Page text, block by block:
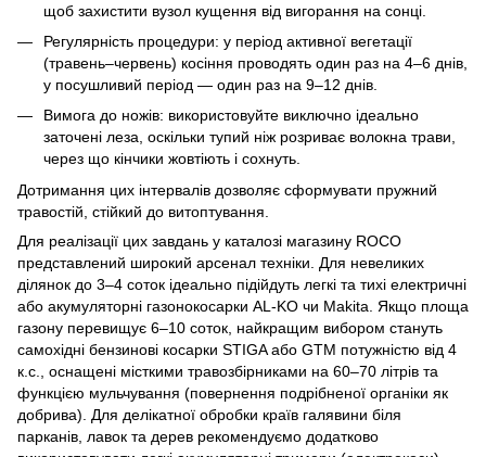
щоб захистити вузол кущення від вигорання на сонці.
Регулярність процедури: у період активної вегетації
(травень–червень) косіння проводять один раз на 4–6 днів,
у посушливий період — один раз на 9–12 днів.
Вимога до ножів: використовуйте виключно ідеально
заточені леза, оскільки тупий ніж розриває волокна трави,
через що кінчики жовтіють і сохнуть.
Дотримання цих інтервалів дозволяє сформувати пружний
травостій, стійкий до витоптування.
Для реалізації цих завдань у каталозі магазину ROCO
представлений широкий арсенал техніки. Для невеликих
ділянок до 3–4 соток ідеально підійдуть легкі та тихі електричні
або акумуляторні газонокосарки AL-KO чи Makita. Якщо площа
газону перевищує 6–10 соток, найкращим вибором стануть
самохідні бензинові косарки STIGA або GTM потужністю від 4
к.с., оснащені місткими травозбірниками на 60–70 літрів та
функцією мульчування (повернення подрібненої органіки як
добрива). Для делікатної обробки країв галявини біля
парканів, лавок та дерев рекомендуємо додатково